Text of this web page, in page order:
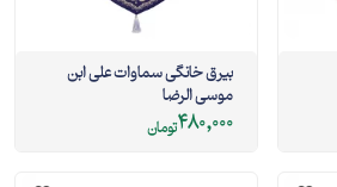
بیرق خانگی سماوات علی ابن
موسی الرضا
480,000تومان